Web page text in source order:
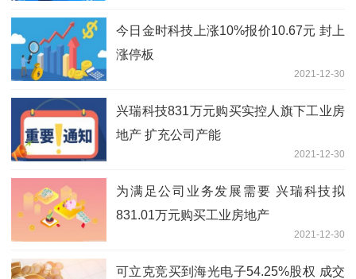
今日金时科技上涨10%报价10.67元 封上
涨停板
2021-12-30
兴瑞科技831万元购买实控人旗下工业房
地产 扩充公司产能
2021-12-30
为满足公司业务发展需要 兴瑞科技拟
831.01万元购买工业房地产
2021-12-30
可立克竞买到海光电子54.25%股权 成交